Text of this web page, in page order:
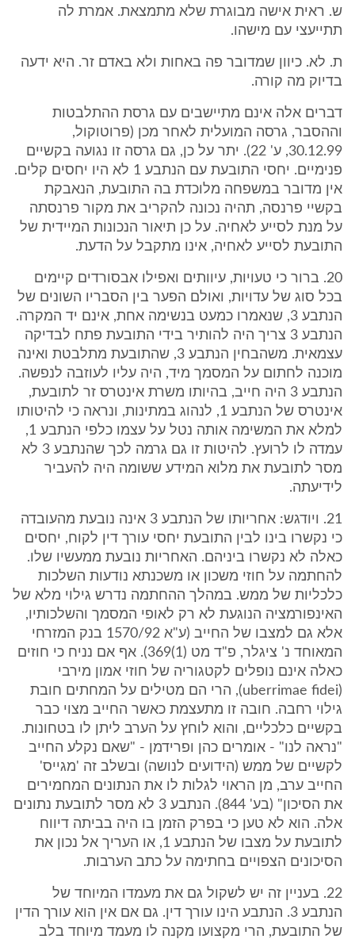
ש. ראית אישה מבוגרת שלא מתמצאת. אמרת לה
תתייעצי עם מישהו.
ת. לא. כיוון שמדובר פה באחות ולא באדם זר. היא ידעה
בדיוק מה קורה.
דברים אלה אינם מתיישבים עם גרסת ההתלבטות
וההסבר, גרסה המועלית לאחר מכן (פרוטוקול,
30.12.99, ע' 22). יתר על כן, גם גרסה זו נגועה בקשיים
פנימיים. יחסי התובעת עם הנתבע 1 לא היו יחסים קלים.
אין מדובר במשפחה מלוכדת בה התובעת, הנאבקת
בקשיי פרנסה, תהיה נכונה להקריב את מקור פרנסתה
על מנת לסייע לאחיה. על כן תיאור הנכונות המיידית של
התובעת לסייע לאחיה, אינו מתקבל על הדעת.
20. ברור כי טעויות, עיוותים ואפילו אבסורדים קיימים
בכל סוג של עדויות, ואולם הפער בין הסבריו השונים של
הנתבע 3, שנאמרו כמעט בנשימה אחת, אינם יד המקרה.
הנתבע 3 צריך היה להותיר בידי התובעת פתח לבדיקה
עצמאית. משהבחין הנתבע 3, שהתובעת מתלבטת ואינה
מוכנה לחתום על המסמך מיד, היה עליו לעוזבה לנפשה.
הנתבע 3 היה חייב, בהיותו משרת אינטרס זר לתובעת,
אינטרס של הנתבע 1, לנהוג במתינות, ונראה כי להיטותו
למלא את המשימה אותה נטל על עצמו כלפי הנתבע 1,
עמדה לו לרועץ. להיטות זו גם גרמה לכך שהנתבע 3 לא
מסר לתובעת את מלוא המידע ששומה היה להעביר
לידיעתה.
21. ויודגש: אחריותו של הנתבע 3 אינה נובעת מהעובדה
כי נקשרו בינו לבין התובעת יחסי עורך דין לקוח, יחסים
כאלה לא נקשרו ביניהם. האחריות נובעת ממעשיו שלו.
להחתמה על חוזי משכון או משכנתא נודעות השלכות
כלכליות של ממש. במהלך ההחתמה נדרש גילוי מלא של
האינפורמציה הנוגעת לא רק לאופי המסמך והשלכותיו,
אלא גם למצבו של החייב (ע"א 1570/92 בנק המזרחי
המאוחד נ' ציגלר, פ"ד מט (1)369). אף אם נניח כי חוזים
כאלה אינם נופלים לקטגוריה של חוזי אמון מירבי
(uberrimae fidei), הרי הם מטילים על המחתים חובת
גילוי רחבה. חובה זו מתעצמת כאשר החייב מצוי כבר
בקשיים כלכליים, והוא לוחץ על הערב ליתן לו בטחונות.
"נראה לנו" - אומרים כהן ופרידמן - "שאם נקלע החייב
לקשיים של ממש (הידועים לנושה) ובשלב זה 'מגייס'
החייב ערב, מן הראוי לגלות לו את הנתונים המחמירים
את הסיכון" (בע' 844). הנתבע 3 לא מסר לתובעת נתונים
אלה. הוא לא טען כי בפרק הזמן בו היה בביתה דיווח
לתובעת על מצבו של הנתבע 1, או העריך אל נכון את
הסיכונים הצפויים בחתימה על כתב הערבות.
22. בעניין זה יש לשקול גם את מעמדו המיוחד של
הנתבע 3. הנתבע הינו עורך דין. גם אם אין הוא עורך הדין
של התובעת, הרי מקצועו מקנה לו מעמד מיוחד בלב